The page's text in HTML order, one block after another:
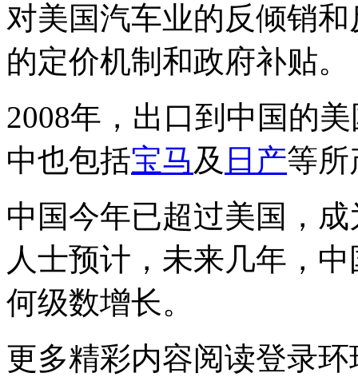
对美国汽车业的反倾销
的定价机制和政府补贴。
2008年，出口到中国的
中也包括宝马及 日产等所
中国今年已超过美国，
人士预计，未来几年，
何级数增长。
更多精彩内容阅读登录环